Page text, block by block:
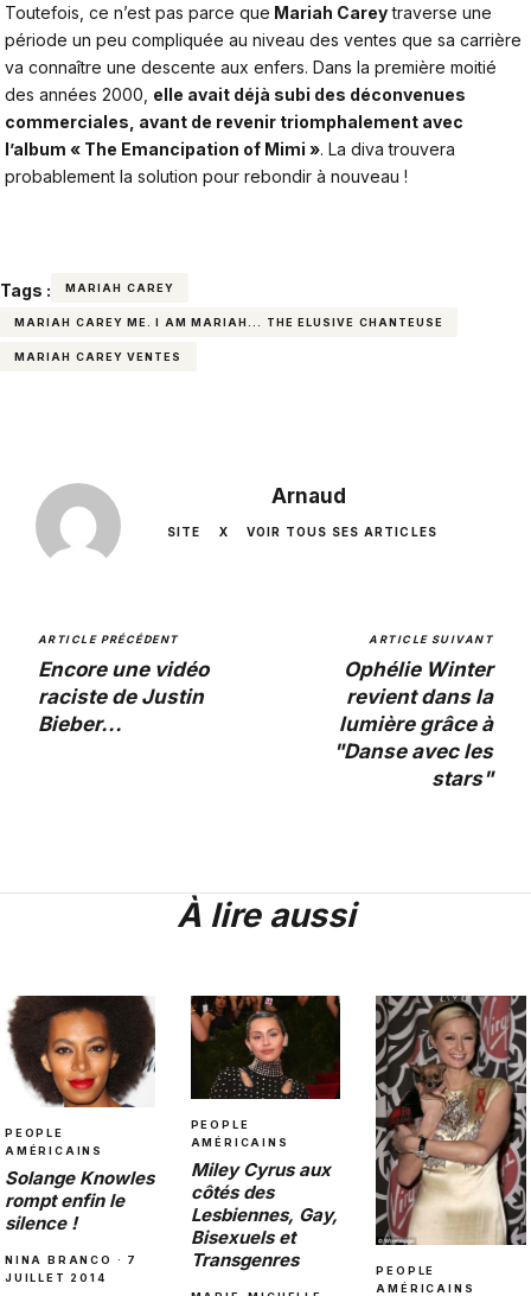
Toutefois, ce n’est pas parce que Mariah Careytraverse une
période un peu compliquée au niveau des ventes que sa carrière
va connaître une descente aux enfers. Dans la première moitié
des années 2000, elle avait déjà subi des déconvenues
commerciales, avant de revenir triomphalement avec
l’album « The Emancipation of Mimi ». La diva trouvera
probablement la solution pour rebondir à nouveau !
Tags : MARIAH CAREY
MARIAH CAREY ME. I AM MARIAH... THE ELUSIVE CHANTEUSE
MARIAH CAREY VENTES
Arnaud
SITE X VOIR TOUS SES ARTICLES
ARTICLE PRÉCÉDENT
Encore une vidéo
raciste de Justin
Bieber...
ARTICLE SUIVANT
Ophélie Winter
revient dans la
lumière grâce à
"Danse avec les
stars"
À lire aussi
PEOPLE
AMÉRICAINS
Solange Knowles
rompt enfin le
silence !
NINA BRANCO · 7
JUILLET 2014
PEOPLE
AMÉRICAINS
Miley Cyrus aux
côtés des
Lesbiennes, Gay,
Bisexuels et
Transgenres
PEOPLE
AMÉRICAINS